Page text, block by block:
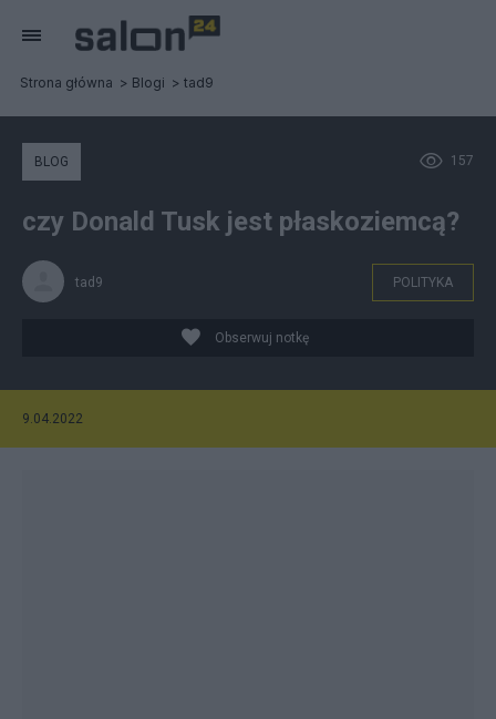
Strona główna Blogi tad9
157
BLOG
czy Donald Tusk jest płaskoziemcą?
tad9 POLITYKA
Obserwuj notkę
9.04.2022